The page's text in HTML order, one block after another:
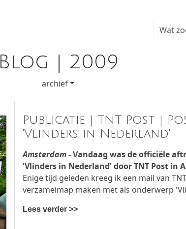
Blog | 2009
archief
Publicatie | TNT Post |
'Vlinders in Nederland'
Amsterdam- Vandaag was de officiële
'Vlinders in Nederland' door TNT Post in
Enige tijd geleden kreeg ik een mail van
verzamelmap maken met als onderwerp
Lees verder >>